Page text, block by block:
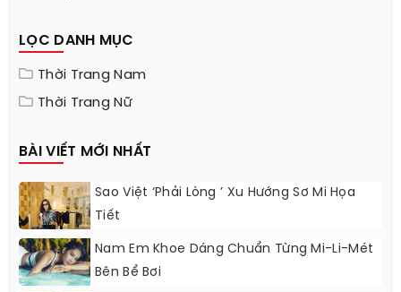
LỌC DANH MỤC
Thời Trang Nam
Thời Trang Nữ
BÀI VIẾT MỚI NHẤT
Sao Việt ‘phải Lòng ’ Xu Hướng Sơ Mi Họa
Tiết
Nam Em Khoe Dáng Chuẩn Từng Mi-Li-Mét
Bên Bể Bơi